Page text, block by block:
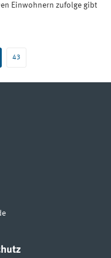
Einwohnern zufolge gibt
43